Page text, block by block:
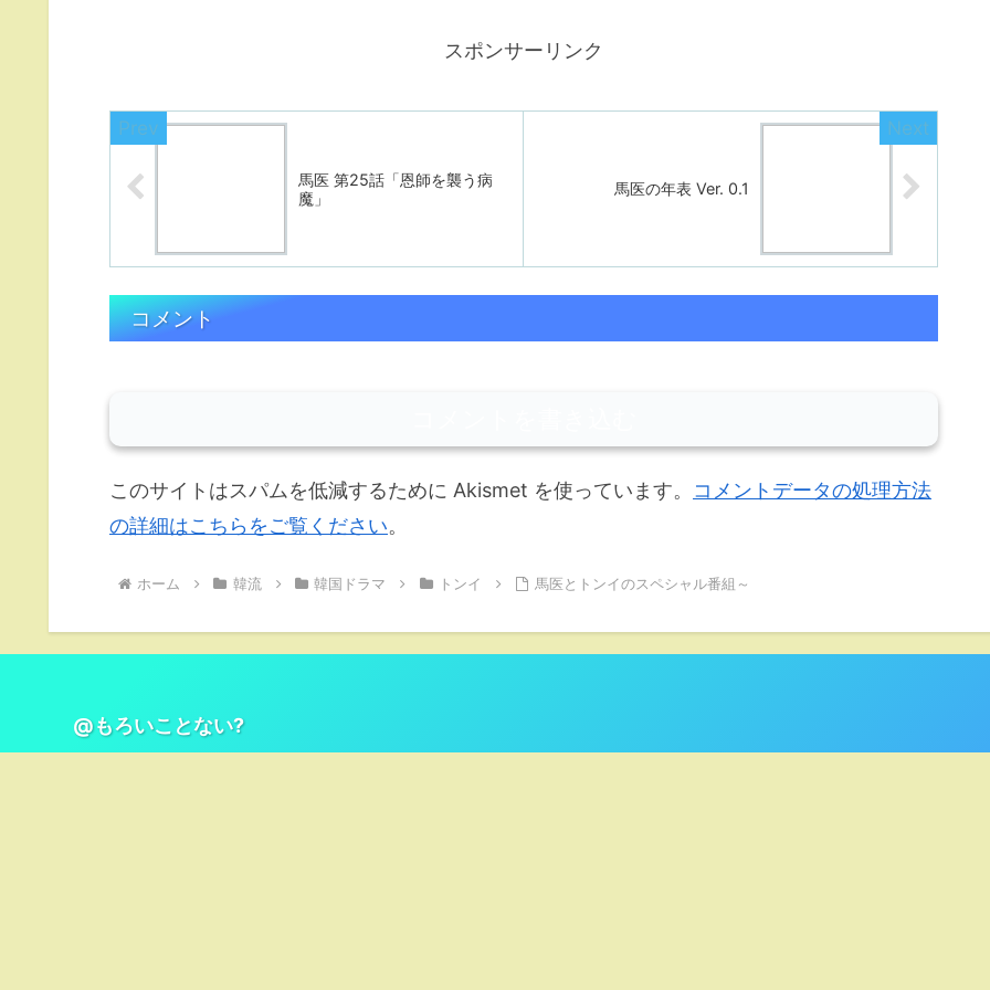
スポンサーリンク
馬医 第25話「恩師を襲う病
魔」
馬医の年表 Ver. 0.1
コメント
このサイトはスパムを低減するために Akismet を使っています。 コメントデータの処理方法
の詳細はこちらをご覧ください。
ホーム 韓流 韓国ドラマ トンイ 馬医とトンイのスペシャル番組～
@もろいことない?